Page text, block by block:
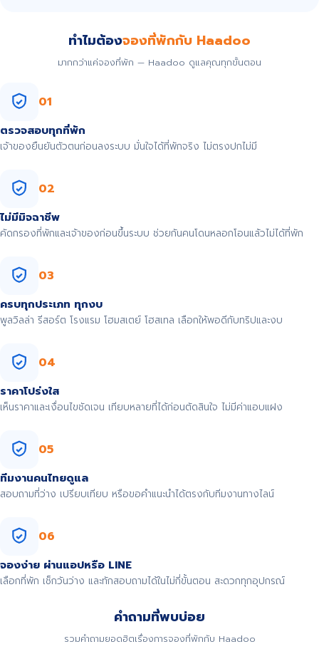
ทำไมต้องจองที่พักกับ Haadoo
มากกว่าแค่จองที่พัก — Haadoo ดูแลคุณทุกขั้นตอน
01
ตรวจสอบทุกที่พัก
เจ้าของยืนยันตัวตนก่อนลงระบบ มั่นใจได้ที่พักจริง ไม่ตรงปกไม่มี
02
ไม่มีมิจฉาชีพ
คัดกรองที่พักและเจ้าของก่อนขึ้นระบบ ช่วยกันคนโดนหลอกโอนแล้วไม่ได้ที่พัก
03
ครบทุกประเภท ทุกงบ
พูลวิลล่า รีสอร์ต โรงแรม โฮมสเตย์ โฮสเทล เลือกให้พอดีกับทริปและงบ
04
ราคาโปร่งใส
เห็นราคาและเงื่อนไขชัดเจน เทียบหลายที่ได้ก่อนตัดสินใจ ไม่มีค่าแอบแฝง
05
ทีมงานคนไทยดูแล
สอบถามที่ว่าง เปรียบเทียบ หรือขอคำแนะนำได้ตรงกับทีมงานทางไลน์
06
จองง่าย ผ่านแอปหรือ LINE
เลือกที่พัก เช็กวันว่าง และทักสอบถามได้ในไม่กี่ขั้นตอน สะดวกทุกอุปกรณ์
คำถามที่พบบ่อย
รวมคำถามยอดฮิตเรื่องการจองที่พักกับ Haadoo